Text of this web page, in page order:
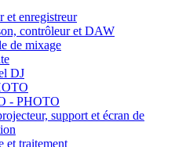
et enregistreur
contrôleur et DAW
de mixage
DJ
- PHOTO
support et écran de
et traitement